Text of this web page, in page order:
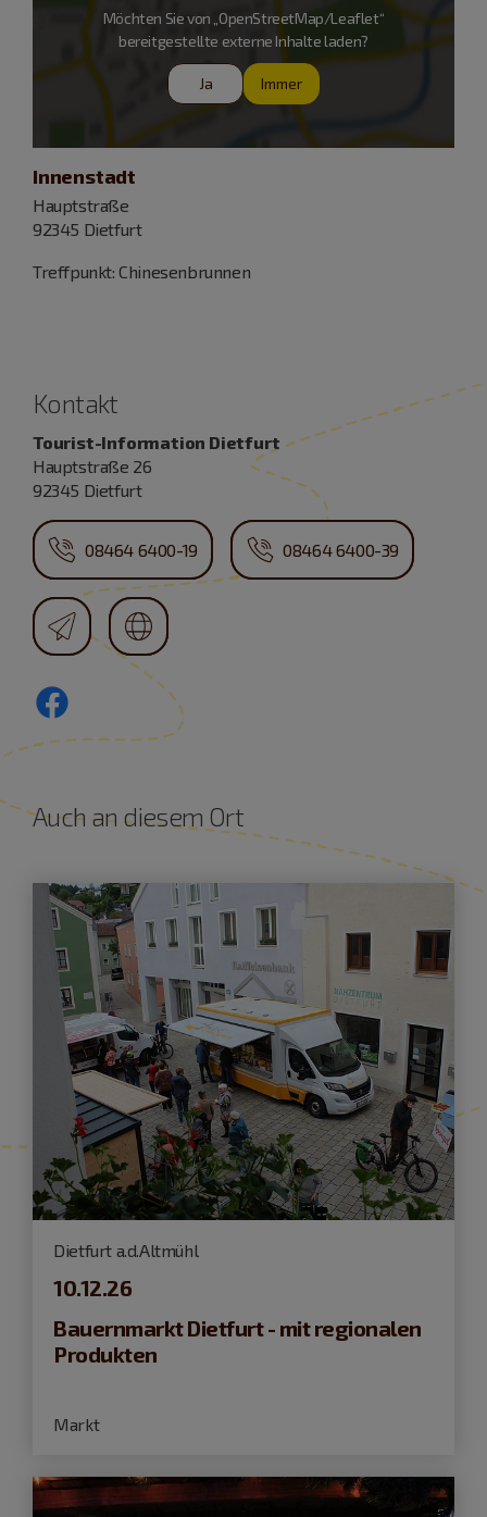
Möchten Sie von „OpenStreetMap/Leaflet“
bereitgestellte externe Inhalte laden?
Ja Immer
Innenstadt
Hauptstraße
92345 Dietfurt
Treffpunkt: Chinesenbrunnen
Kontakt
Tourist-Information Dietfurt
Hauptstraße 26
92345 Dietfurt
08464 6400-19 08464 6400-39
Auch an diesem Ort
Dietfurt a.d.Altmühl
10.12.26
Bauernmarkt Dietfurt - mit regionalen
Produkten
Markt